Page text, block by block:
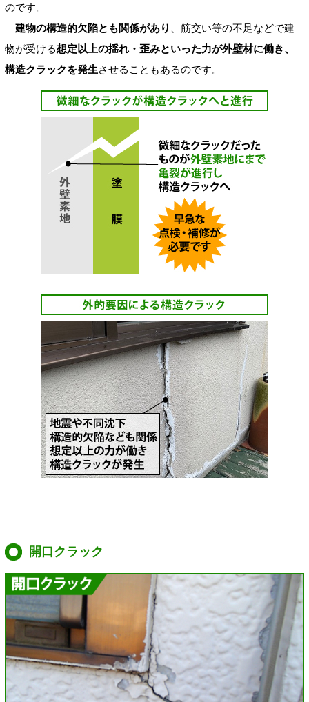
のです。
建物の構造的欠陥とも関係があり
、筋交い等の不足などで建
物が受ける想定以上の揺れ・歪みといった力が外壁材に働き、
構造クラックを発生させることもあるのです。
開口クラック